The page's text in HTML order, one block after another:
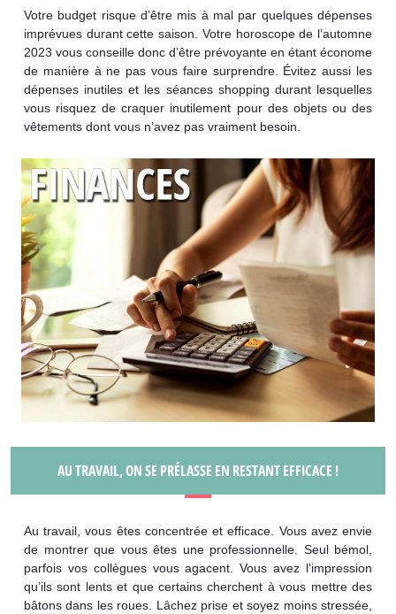
Votre budget risque d’être mis à mal par quelques dépenses
imprévues durant cette saison. Votre horoscope de l’automne
2023 vous conseille donc d’être prévoyante en étant économe
de manière à ne pas vous faire surprendre. Évitez aussi les
dépenses inutiles et les séances shopping durant lesquelles
vous risquez de craquer inutilement pour des objets ou des
vêtements dont vous n’avez pas vraiment besoin.
AU TRAVAIL, ON SE PRÉLASSE EN RESTANT EFFICACE !
Au travail, vous êtes concentrée et efficace. Vous avez envie
de montrer que vous êtes une professionnelle. Seul bémol,
parfois vos collègues vous agacent. Vous avez l’impression
qu’ils sont lents et que certains cherchent à vous mettre des
bâtons dans les roues. Lâchez prise et soyez moins stressée,